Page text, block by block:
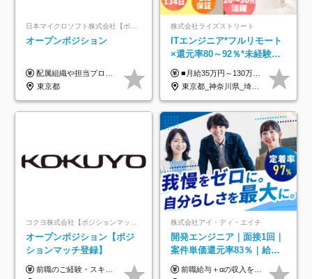
日本マイクロソフト株式会社【ポジションマッチ登録】
オープンポジション
配属組織や担当プロジェクトにより異なります。 ▼参考情報 ----------------------- 年俸650万～（1/12を月々支給） ※経験、能力を考慮の上、当社規定により優遇いたします。 ※時間外、休日出勤、深夜手当に対する賃金も基本年俸に含みます。
東京都
株式会社ライズストリート
ITエンジニア*フルリモート
×還元率80～92％*未経験歓
迎*年休134日*月給35万～*
定着率100%
■月給35万円～130万円＋賞与年2回＋各種手当 ※システムエンジニアの経験をお持ちの方は月給41万円以上＋賞与年2回（108万円～）＋手当 ■単価（年収）アップのチャンスは最大年12回 ※残業代は1分単位で100％全額支給。サービス残業などは一切ありません ※試用期間6ヵ月（試用期間中の待遇・給与に差はありません）
東京都_神奈川県_埼玉県_千葉県_大阪府_愛知県_北海道_青森県_岩手県_宮城県_秋田県_山形県_福島県_茨城県_栃木県_群馬県_新潟県_山梨県_長野県_富山県_石川県_福井県_静岡県_岐阜県_三重県_兵庫県_京都府_滋賀県_奈良県_和歌山県_広島県_岡山県_鳥取県_島根県_山口県_徳島県_香川県_愛媛県_高知県_福岡県_熊本県_佐賀県_長崎県_大分県_宮崎県_鹿児島県_沖縄県
コクヨ株式会社【ポジションマッチ登録】
オープンポジション【ポジ
ションマッチ登録】
前職のご経験・スキル等を考慮して決定します。
株式会社アイ・ディ・エイチ
開発エンジニア｜面接1回｜
案件単価還元率83％｜給与
UP保証｜年休140日｜在宅
利用率9割｜独立支援・副業
前職給与＋αの収入を保証 月給42万円～120万円＋各種手当＋賞与 給与基準が明確かつ高還元です。 一人ひとりが安定した環境のもと、長く活躍できる職場を目指しています。 ※平均年収650万円 ・還元率83％ ・各種手当について 職能手当／職務手当／資格手当／営業手当 など ※前職での経験・能力、給与などを考慮の上、当社規定により優遇いたします ※試用期間あり（3ヶ月／期間中の条件に変動はありません） ※上記金額には固定残業代（78,948円～225,564円/月30時間分）を含みます 超過分は別途全額支給いたします ・年収UPを保証 過去には転職時に〈年収200万円UP〉したエンジニアも在籍しています。入社時だけでなく、入社後も安心の給与水準で働ける環境です。キャリアや技術力が正当に評価されていないと感じていたら、一度面接でお話ししましょう！ 当社では管理職の人数は最低限にし、無駄な管理をしません。その費用削減分を社員の給与に還元しています！